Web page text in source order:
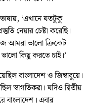
ভাষায়, ‘এখানে যতটুকু
নেয়ার চেষ্টা করেছি।
আমরা ভালো ক্রিকেট
কিছু করতে চাই।’
বাংলাদেশ ও জিম্বাবুয়ে।
স্বাগতিকরা। যদিও দ্বিতীয়
বাংলাদেশ। এবার